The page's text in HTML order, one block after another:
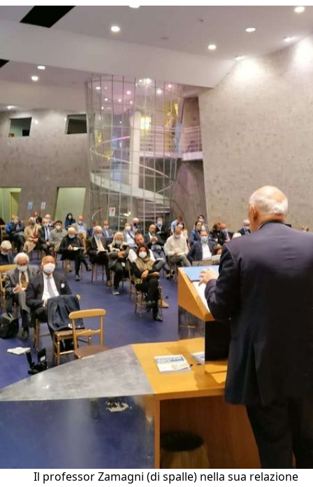
Il professor Zamagni (di spalle) nella sua relazione